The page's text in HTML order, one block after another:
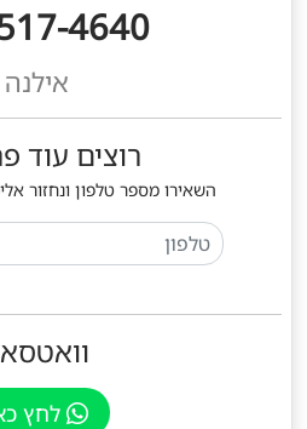
4640
אילנה
רוצים עוד
השאירו מספר טלפון ונחזור
לחץ